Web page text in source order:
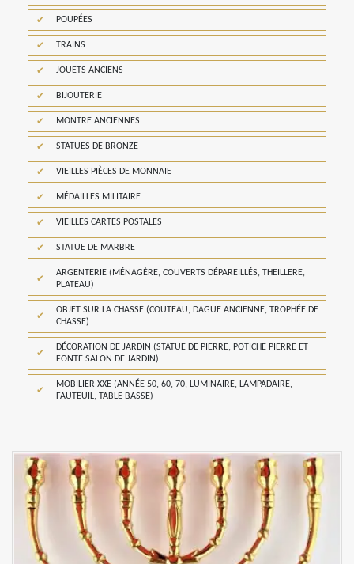
POUPÉES
TRAINS
JOUETS ANCIENS
BIJOUTERIE
MONTRE ANCIENNES
STATUES DE BRONZE
VIEILLES PIÈCES DE MONNAIE
MÉDAILLES MILITAIRE
VIEILLES CARTES POSTALES
STATUE DE MARBRE
ARGENTERIE (MÉNAGÈRE, COUVERTS DÉPAREILLÉS, THEILLERE,
PLATEAU)
OBJET SUR LA CHASSE (COUTEAU, DAGUE ANCIENNE, TROPHÉE DE
CHASSE)
DÉCORATION DE JARDIN (STATUE DE PIERRE, POTICHE PIERRE ET
FONTE SALON DE JARDIN)
MOBILIER XXE (ANNÉE 50, 60, 70, LUMINAIRE, LAMPADAIRE,
FAUTEUIL, TABLE BASSE)